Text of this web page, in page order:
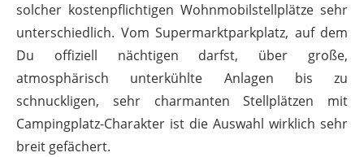
solcher kostenpflichtigen Wohnmobilstellplätze sehr
unterschiedlich. Vom Supermarktparkplatz, auf dem
Du offiziell nächtigen darfst, über große,
atmosphärisch unterkühlte Anlagen bis zu
schnuckligen, sehr charmanten Stellplätzen mit
Campingplatz-Charakter ist die Auswahl wirklich sehr
breit gefächert.